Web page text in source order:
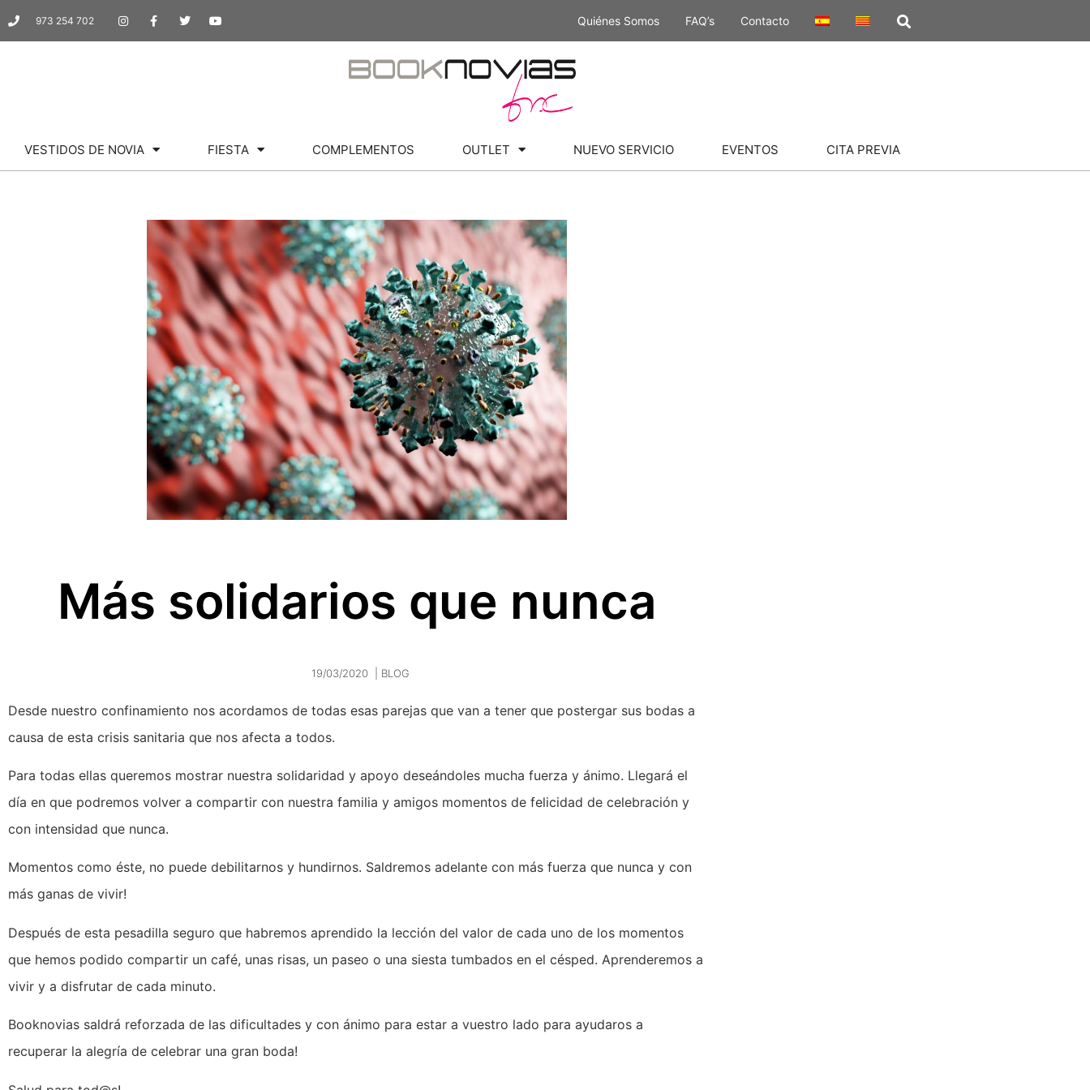
973 254 702 Quiénes Somos FAQ’s Contacto
VESTIDOS DE NOVIA FIESTA COMPLEMENTOS OUTLET NUEVO SERVICIO EVENTOS CITA PREVIA
Más solidarios que nunca
19/03/2020 BLOG
Desde nuestro confinamiento nos acordamos de todas esas parejas que van a tener que postergar sus bodas a
causa de esta crisis sanitaria que nos afecta a todos.
Para todas ellas queremos mostrar nuestra solidaridad y apoyo deseándoles mucha fuerza y ánimo. Llegará el
día en que podremos volver a compartir con nuestra familia y amigos momentos de felicidad de celebración y
con intensidad que nunca.
Momentos como éste, no puede debilitarnos y hundirnos. Saldremos adelante con más fuerza que nunca y con
más ganas de vivir!
Después de esta pesadilla seguro que habremos aprendido la lección del valor de cada uno de los momentos
que hemos podido compartir un café, unas risas, un paseo o una siesta tumbados en el césped. Aprenderemos a
vivir y a disfrutar de cada minuto.
Booknovias saldrá reforzada de las dificultades y con ánimo para estar a vuestro lado para ayudaros a
recuperar la alegría de celebrar una gran boda!